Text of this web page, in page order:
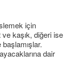
için
kaşık, diğeri ise
dair